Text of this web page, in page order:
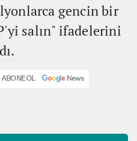
gencin bir
salın" ifadelerini
ABONE OL